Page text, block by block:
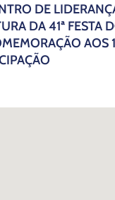
DE
DA 41ª FESTA
AOS